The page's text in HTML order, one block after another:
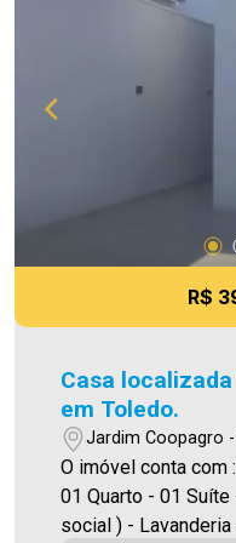
qualquer erro de
como alteração
R$
Casa
em Toledo.
Jardim Coopagro
O imóvel conta com
01 Quarto - 01
social ) -